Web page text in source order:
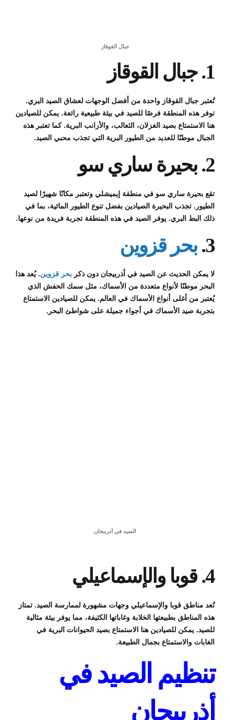
جبال القوقاز
1. جبال القوقاز
تُعتبر جبال القوقاز واحدة من أفضل الوجهات لعشاق الصيد البري.
توفر هذه المنطقة فرصًا للصيد في بيئة طبيعية رائعة. يمكن للصيادين
هنا الاستمتاع بصيد الغزلان، الثعالب، والأرانب البرية. كما تعتبر هذه
الجبال موطنًا للعديد من الطيور البرية التي تجذب محبي الصيد.
2. بحيرة ساري سو
تقع بحيرة ساري سو في منطقة إيميشلي وتعتبر مكانًا شهيرًا لصيد
الطيور. تجذب البحيرة الصيادين بفضل تنوع الطيور المائية، بما في
ذلك البط البري. يوفر الصيد في هذه المنطقة تجربة فريدة من نوعها.
3. بحر قزوين
لا يمكن الحديث عن الصيد في أذربيجان دون ذكر بحر قزوين. يُعد هذا
البحر موطنًا لأنواع متعددة من الأسماك، مثل سمك الحفش الذي
يُعتبر من أغلى أنواع الأسماك في العالم. يمكن للصيادين الاستمتاع
بتجربة صيد الأسماك في أجواء جميلة على شواطئ البحر.
الصيد في أذربيجان
4. قوبا والإسماعيلي
تُعد مناطق قوبا والإسماعيلي وجهات مشهورة لممارسة الصيد. تمتاز
هذه المناطق بطبيعتها الخلابة وغاباتها الكثيفة، مما يوفر بيئة مثالية
للصيد. يمكن للصيادين هنا الاستمتاع بصيد الحيوانات البرية في
الغابات والاستمتاع بجمال الطبيعة.
تنظيم الصيد في
أذربيجان